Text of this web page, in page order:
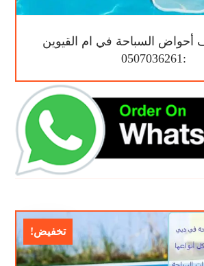
السباحة في ام القيوين
:0507036261
تخفيض!